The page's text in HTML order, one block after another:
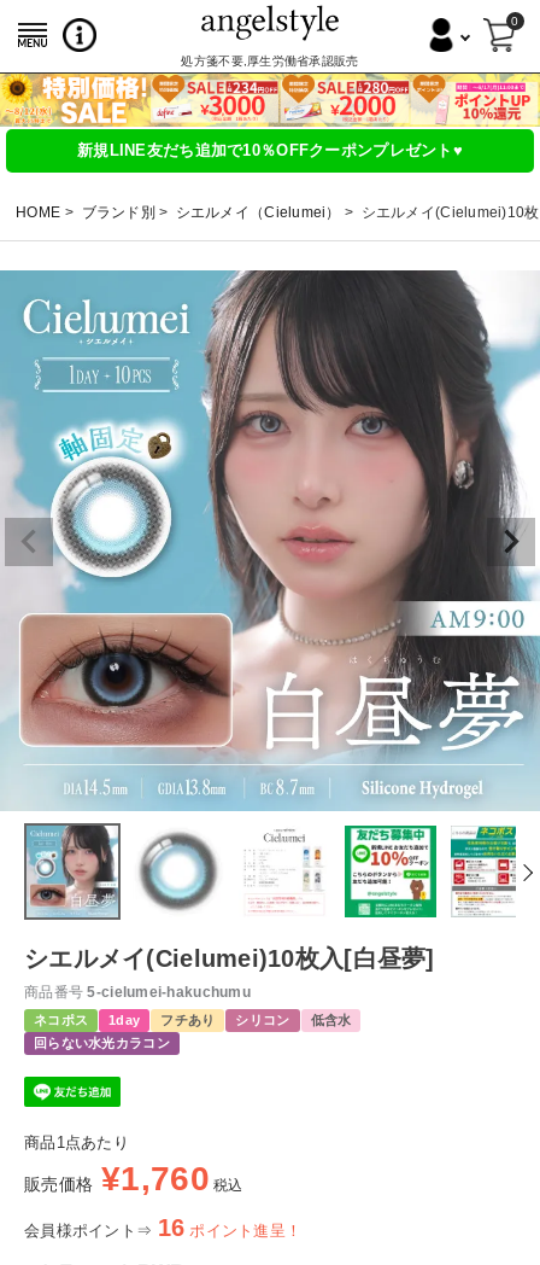
処方箋不要,厚生労働省承認販売
0
新規LINE友だち追加で10％OFFクーポンプレゼント♥
HOME ブランド別 シエルメイ（Cielumei） シエルメイ(Cielumei)10
シエルメイ(Cielumei)10枚入[白昼夢]
商品番号 5-cielumei-hakuchumu
ネコポス 1day フチあり シリコン
低含水
回らない水光カラコン
商品1点あたり
販売価格 ¥1,760 税込
会員様ポイント⇒ 16 ポイント進呈！